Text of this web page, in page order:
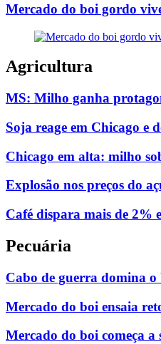
Mercado do boi gordo
Agricultura
MS: Milho ganha
Soja reage em Chicago e
Chicago em alta: milho
Explosão nos preços do
Café dispara mais de 2%
Pecuária
Cabo de guerra domina o
Mercado do boi ensaia
Mercado do boi começa